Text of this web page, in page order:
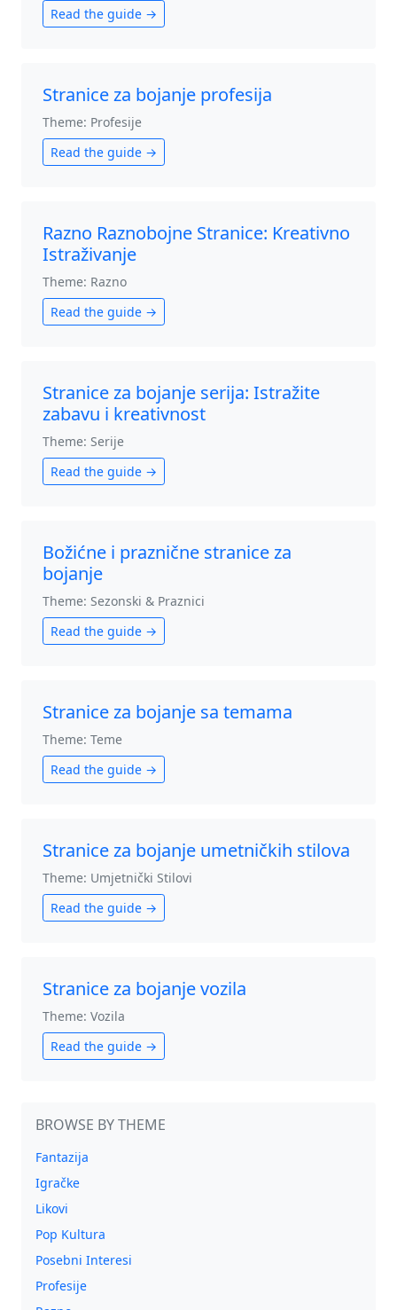
Read the guide →
Stranice za bojanje profesija
Theme: Profesije
Read the guide →
Razno Raznobojne Stranice: Kreativno
Istraživanje
Theme: Razno
Read the guide →
Stranice za bojanje serija: Istražite
zabavu i kreativnost
Theme: Serije
Read the guide →
Božićne i praznične stranice za
bojanje
Theme: Sezonski & Praznici
Read the guide →
Stranice za bojanje sa temama
Theme: Teme
Read the guide →
Stranice za bojanje umetničkih stilova
Theme: Umjetnički Stilovi
Read the guide →
Stranice za bojanje vozila
Theme: Vozila
Read the guide →
BROWSE BY THEME
Fantazija
Igračke
Likovi
Pop Kultura
Posebni Interesi
Profesije